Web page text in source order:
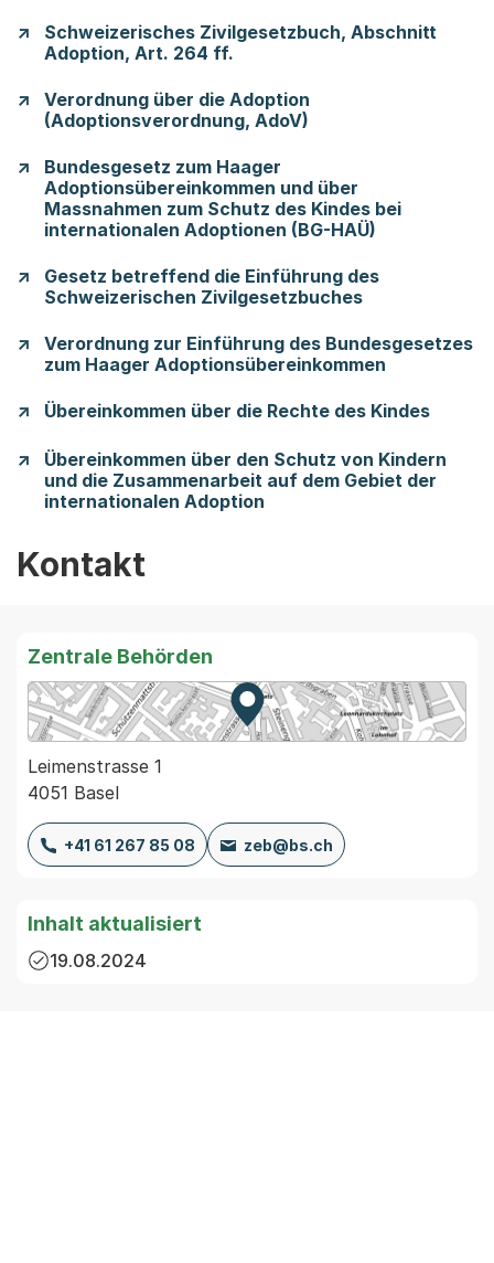
Schweizerisches Zivilgesetzbuch, Abschnitt
Adoption, Art. 264 ff.
Verordnung über die Adoption
(Adoptionsverordnung, AdoV)
Bundesgesetz zum Haager
Adoptionsübereinkommen und über
Massnahmen zum Schutz des Kindes bei
internationalen Adoptionen (BG-HAÜ)
Gesetz betreffend die Einführung des
Schweizerischen Zivilgesetzbuches
Verordnung zur Einführung des Bundesgesetzes
zum Haager Adoptionsübereinkommen
Übereinkommen über die Rechte des Kindes
Übereinkommen über den Schutz von Kindern
und die Zusammenarbeit auf dem Gebiet der
internationalen Adoption
Kontakt
Zentrale Behörden
Zur Karte von MapBS.
Externer Link, wird in einem
Leimenstrasse 1
4051 Basel
+41 61 267 85 08 zeb@bs.ch
Inhalt aktualisiert
19.08.2024